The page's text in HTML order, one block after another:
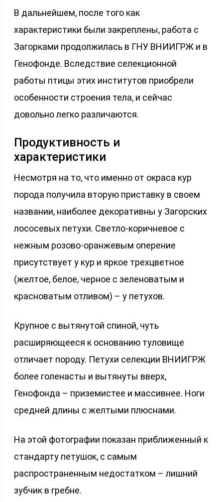
В дальнейшем, после того как
характеристики были закреплены, работа с
Загорками продолжилась в ГНУ ВНИИГРЖ и в
Генофонде. Вследствие селекционной
работы птицы этих институтов приобрели
особенности строения тела, и сейчас
довольно легко различаются.
Продуктивность и
характеристики
Несмотря на то, что именно от окраса кур
порода получила вторую приставку в своем
названии, наиболее декоративны у Загорских
лососевых петухи. Светло-коричневое с
нежным розово-оранжевым оперение
присутствует у кур и яркое трехцветное
(желтое, белое, черное с зеленоватым и
красноватым отливом) – у петухов.
Крупное с вытянутой спиной, чуть
расширяющееся к основанию туловище
отличает породу. Петухи селекции ВНИИГРЖ
более голенасты и вытянуты вверх,
Генофонда – приземистее и массивнее. Ноги
средней длины с желтыми плюснами.
На этой фотографии показан приближенный к
стандарту петушок, с самым
распространенным недостатком – лишний
зубчик в гребне.